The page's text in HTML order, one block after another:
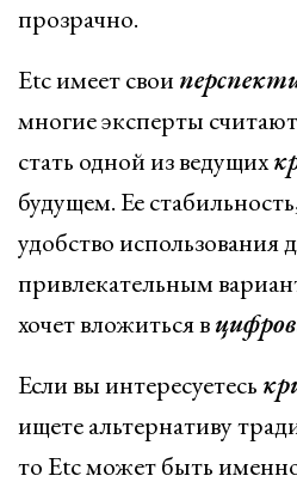
прозрачно.
Etc имеет свои
многие эксперты
стать одной из ведущих
будущем. Ее
удобство использования
привлекательным
хочет вложиться в
Если вы интересуетесь
ищете альтернативу
то Etc может быть